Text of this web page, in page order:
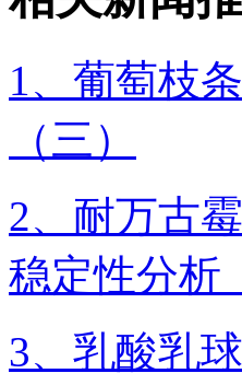
1、葡萄枝
（三）
2、耐万古
稳定性分析
3、乳酸乳